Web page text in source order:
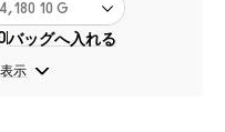
10 G
バッグへ入れる
示